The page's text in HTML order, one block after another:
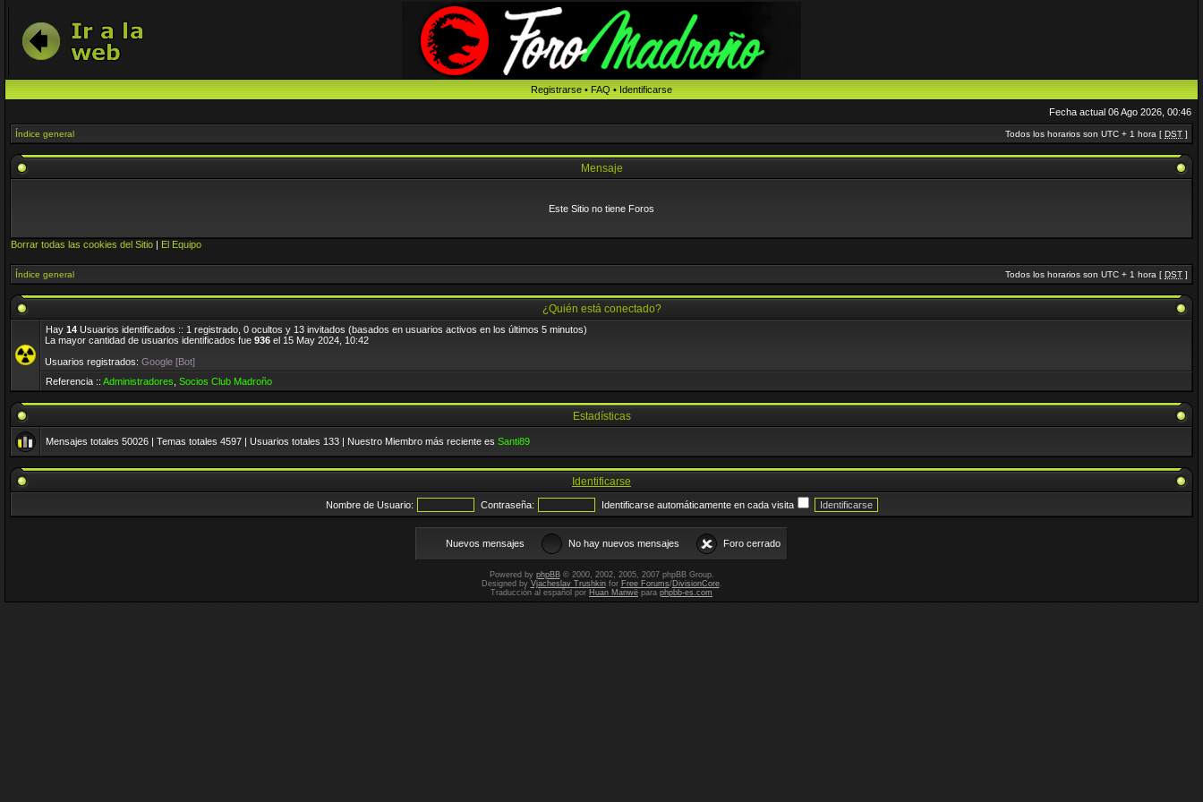
Registrarse•FAQ•Identificarse
Fecha actual 06 Ago 2026, 00:46
Índice general Todos los horarios son UTC + 1 hora [ DST ]
Mensaje
Este Sitio no tiene Foros
Borrar todas las cookies del Sitio | El Equipo
Índice general Todos los horarios son UTC + 1 hora [ DST ]
¿Quién está conectado?
Hay 14 Usuarios identificados :: 1 registrado, 0 ocultos y 13 invitados (basados en usuarios activos en los últimos 5 minutos)
La mayor cantidad de usuarios identificados fue 936 el 15 May 2024, 10:42
Usuarios registrados: Google [Bot]
Referencia :: Administradores Socios Club Madroño
Estadísticas
Mensajes totales 50026 | Temas totales 4597 | Usuarios totales 133 | Nuestro Miembro más reciente es Santi89
Identificarse
Nombre de Usuario: Contraseña: Identificarse automáticamente en cada visita
Nuevos mensajes No hay nuevos mensajes Foro cerrado
Powered by phpBB© 2000, 2002, 2005, 2007 phpBB Group.
Designed by Vjacheslav Trushkinfor Free Forums/DivisionCore.
Traducción al español por Huan Manwë para phpbb-es.com